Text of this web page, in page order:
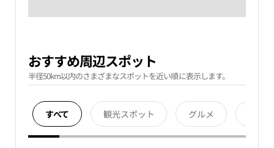
おすすめ周辺スポット
半径50km以内のさまざまなスポットを近い順に表示します。
すべて 観光スポット グルメ